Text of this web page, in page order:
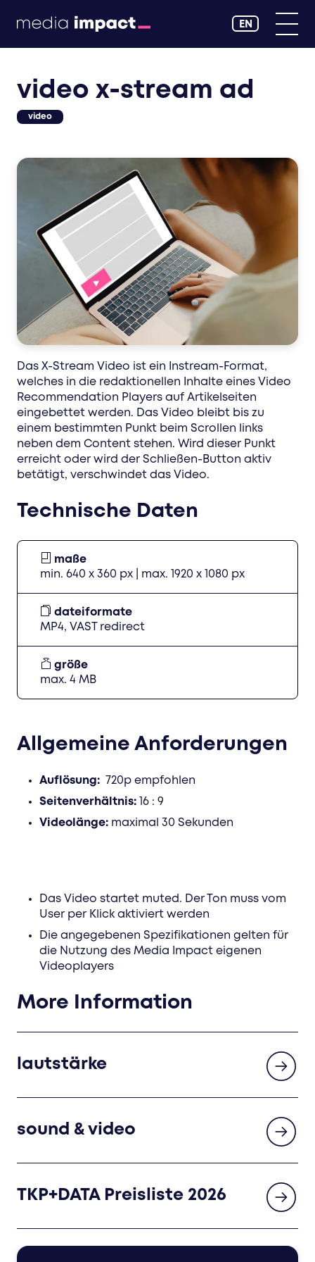
EN
video x-stream ad
video
Das X-Stream Video ist ein Instream-Format,
welches in die redaktionellen Inhalte eines Video
Recommendation Players auf Artikelseiten
eingebettet werden. Das Video bleibt bis zu
einem bestimmten Punkt beim Scrollen links
neben dem Content stehen. Wird dieser Punkt
erreicht oder wird der Schließen-Button aktiv
betätigt, verschwindet das Video.
Technische Daten
maße
min. 640 x 360 px | max. 1920 x 1080 px
dateiformate
MP4, VAST redirect
größe
max. 4 MB
Allgemeine Anforderungen
Auflösung:
720p empfohlen
Seitenverhältnis: 16 : 9
Videolänge: maximal 30 Sekunden
Das Video startet muted. Der Ton muss vom
User per Klick aktiviert werden
Die angegebenen Spezifikationen gelten für
die Nutzung des Media Impact eigenen
Videoplayers
More Information
lautstärke
sound & video
TKP+DATA Preisliste 2026